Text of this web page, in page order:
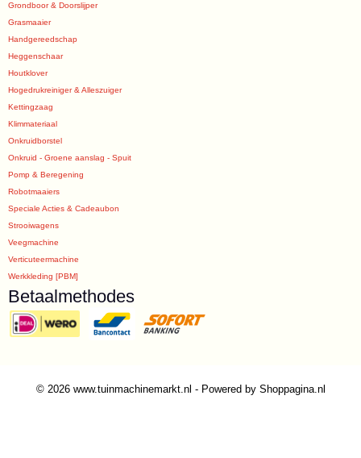
Grondboor & Doorslijper
Grasmaaier
Handgereedschap
Heggenschaar
Houtklover
Hogedrukreiniger & Alleszuiger
Kettingzaag
Klimmateriaal
Onkruidborstel
Onkruid - Groene aanslag - Spuit
Pomp & Beregening
Robotmaaiers
Speciale Acties & Cadeaubon
Strooiwagens
Veegmachine
Verticuteermachine
Werkkleding [PBM]
Betaalmethodes
© 2026 www.tuinmachinemarkt.nl - Powered by Shoppagina.nl